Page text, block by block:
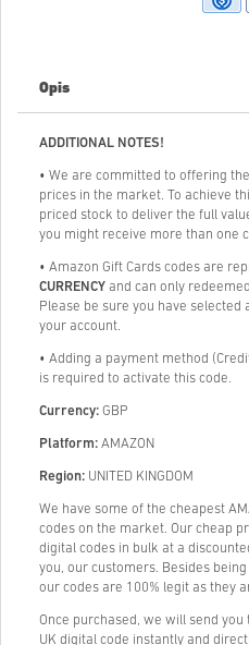
Opis
ADDITIONAL NOTES!
• We are committed to offering
prices in the market. To achieve
priced stock to deliver the full
you might receive more than one
• Amazon Gift Cards codes are
CURRENCY and can only
Please be sure you have
your account.
• Adding a payment method
is required to activate this code.
Currency: GBP
Platform: AMAZON
Region: UNITED KINGDOM
We have some of the cheapest
codes on the market. Our cheap
digital codes in bulk at a
you, our customers. Besides
our codes are 100% legit as they
Once purchased, we will send you
UK digital code instantly and